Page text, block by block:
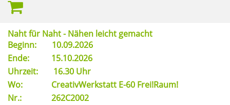
Naht für Naht - Nähen leicht gemacht
Beginn:
10.09.2026
Ende:
15.10.2026
Uhrzeit:
16.30 Uhr
Wo:
CreativWerkstatt E-60 Frei!Raum!
Nr.:
262C2002